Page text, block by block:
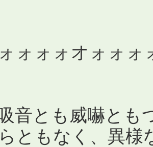
ォォォオォォ
音とも威嚇とも
ともなく、異様